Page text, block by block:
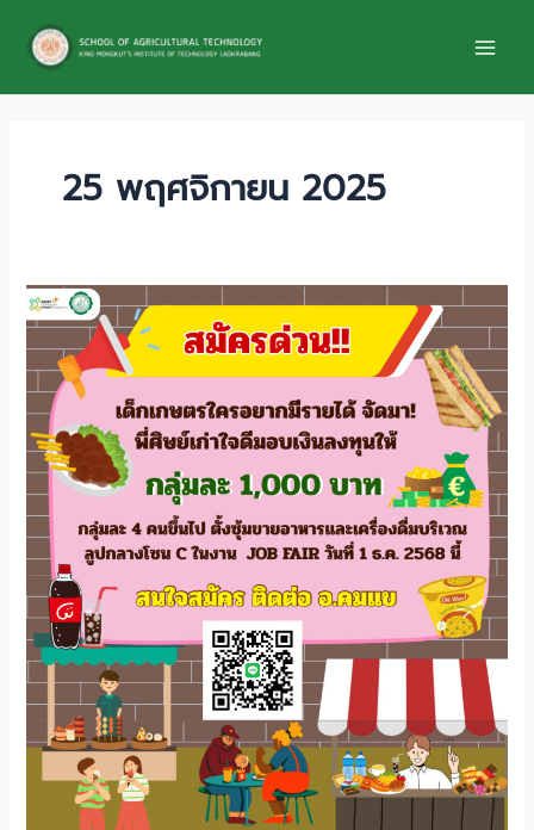
content
25 พฤศจิกายน 2025
รับ
สมัคร
#เด็ก
เกษตร
มา
เป็น
พ่อค้า
แม่ค้า
ขาย
อาหาร
และ
เครื่อง
ดื่ม
ใน
งาน
JOB
FAIR
วัน